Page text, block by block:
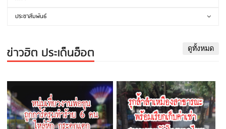
ประชาสัมพันธ์
ข่าวฮิต ประเด็นฮ็อต ดูทั้งหมด